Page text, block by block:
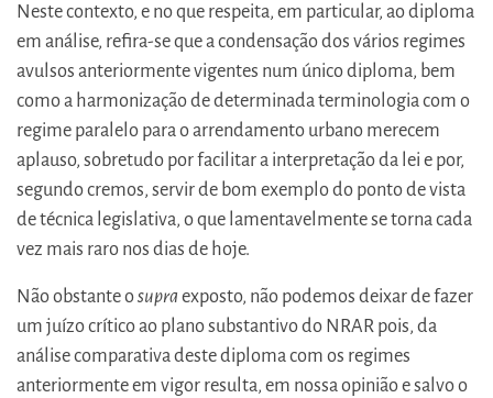
Neste contexto, e no que respeita, em particular, ao diploma
em análise, refira-se que a condensação dos vários regimes
avulsos anteriormente vigentes num único diploma, bem
como a harmonização de determinada terminologia com o
regime paralelo para o arrendamento urbano merecem
aplauso, sobretudo por facilitar a interpretação da lei e por,
segundo cremos, servir de bom exemplo do ponto de vista
de técnica legislativa, o que lamentavelmente se torna cada
vez mais raro nos dias de hoje.
Não obstante osupra exposto, não podemos deixar de fazer
um juízo crítico ao plano substantivo do NRAR pois, da
análise comparativa deste diploma com os regimes
anteriormente em vigor resulta, em nossa opinião e salvo o